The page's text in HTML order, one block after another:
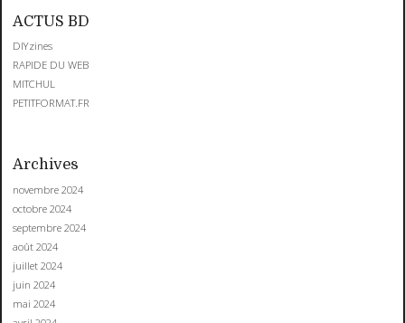
ACTUS BD
DIYzines
RAPIDE DU WEB
MITCHUL
PETITFORMAT.FR
Archives
novembre 2024
octobre 2024
septembre 2024
août 2024
juillet 2024
juin 2024
mai 2024